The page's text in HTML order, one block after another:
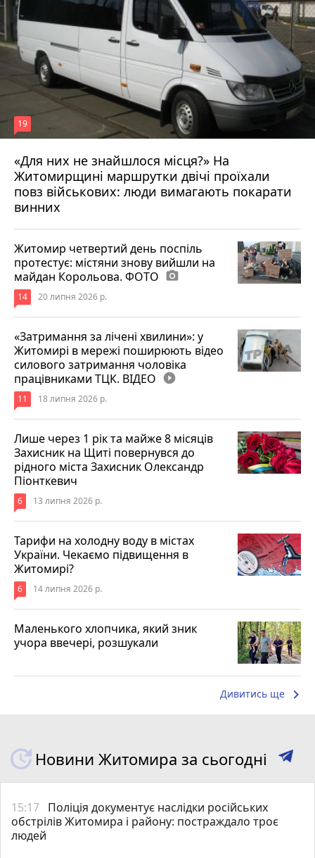
«Для них не знайшлося місця?» На
Житомирщині маршрутки двічі проїхали
повз військових: люди вимагають покарати
винних
19
17 липня 2026 р.
Житомир четвертий день поспіль
протестує: містяни знову вийшли на
майдан Корольова. ФОТО photo_camera
14 20 липня 2026 р.
«Затримання за лічені хвилини»: у
Житомирі в мережі поширюють відео
силового затримання чоловіка
працівниками ТЦК. ВІДЕО play_circle_filled
11 18 липня 2026 р.
Лише через 1 рік та майже 8 місяців
Захисник на Щиті повернувся до
рідного міста Захисник Олександр
Піонткевич
6 13 липня 2026 р.
Тарифи на холодну воду в містах
України. Чекаємо підвищення в
Житомирі?
6 14 липня 2026 р.
Маленького хлопчика, який зник
учора ввечері, розшукали
Дивитись ще keyboard_arrow_right
Новини Житомира за сьогодні
15:17 Поліція документує наслідки російських
обстрілів Житомира і району: постраждало троє
людей